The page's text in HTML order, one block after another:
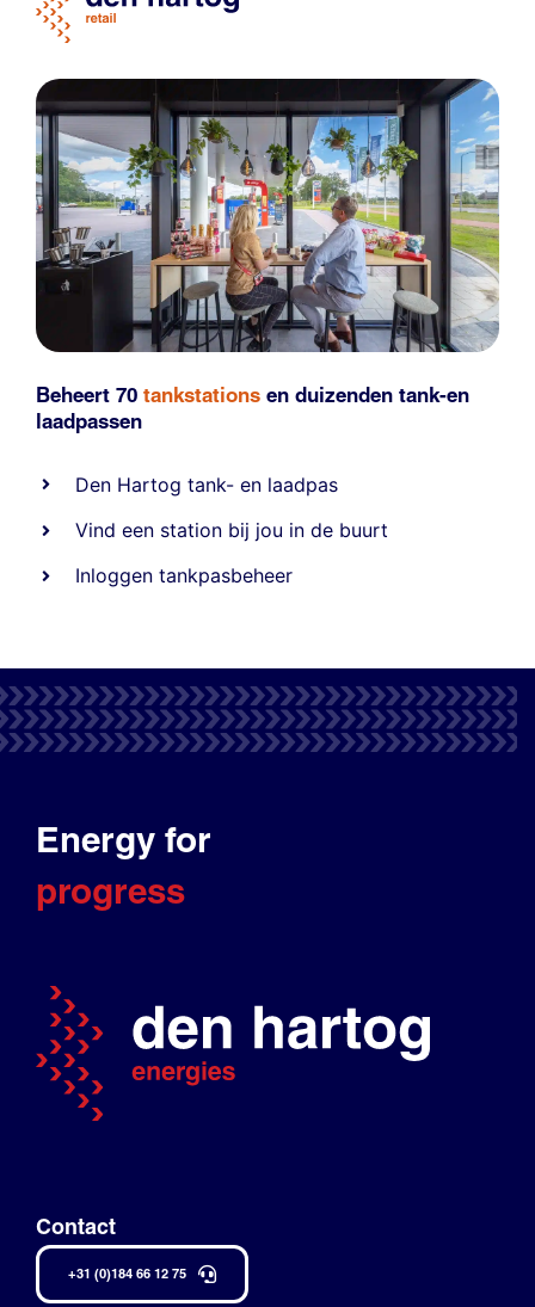
Beheert 70 tankstations en duizenden tank-en
laadpassen
Den Hartog tank- en laadpas
Vind een station bij jou in de buurt
Inloggen tankpasbeheer
Energy for
progress
Contact
+31 (0)184 66 12 75